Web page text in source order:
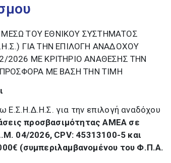
ΜΕΣΩ ΤΟΥ ΕΘΝΙΚΟΥ ΣΥΣΤΗΜΑΤΟΣ
ΓΙΑ ΤΗΝ ΕΠΙΛΟΓΗ ΑΝΑΔΟΧΟΥ
2026 ΜΕ ΚΡΙΤΗΡΙΟ ΑΝΑΘΕΣΗΣ ΤΗΝ
ΜΕ ΒΑΣΗ ΤΗΝ ΤΙΜΗ
Ε.Σ.Η.Δ.Η.Σ. για την επιλογή αναδόχου
προσβασιμότητας ΑΜΕΑ σε
04/2026, CPV: 45313100-5 και
(συμπεριλαμβανομένου του Φ.Π.Α.